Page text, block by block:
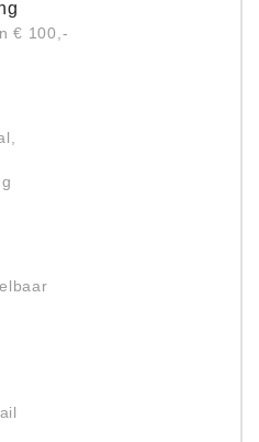
€ 100,-